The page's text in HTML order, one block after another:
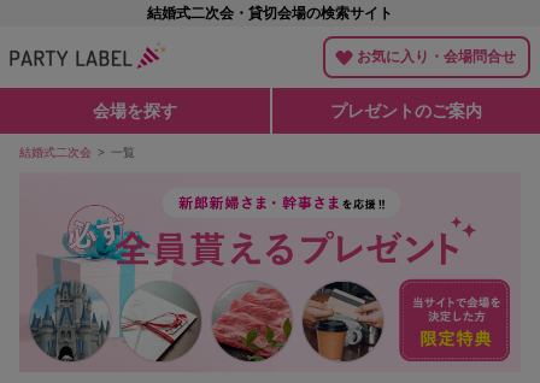
結婚式二次会・貸切会場の検索サイト
お気に入り・会場問合せ
会場を探す プレゼントのご案内
結婚式二次会 一覧